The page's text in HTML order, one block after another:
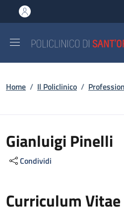
al contenuto principale
to footer content
Briciole di pane
Home / Il Policlinico /
Gianluigi Pinelli
Condividi
Curriculum Vitae